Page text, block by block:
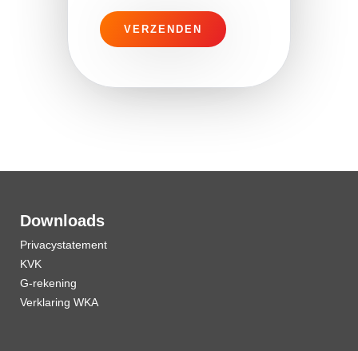
Downloads
Privacystatement
KVK
G-rekening
Verklaring WKA